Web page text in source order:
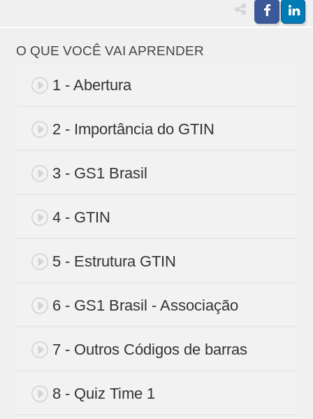
O QUE VOCÊ VAI APRENDER
1 - Abertura
2 - Importância do GTIN
3 - GS1 Brasil
4 - GTIN
5 - Estrutura GTIN
6 - GS1 Brasil - Associação
7 - Outros Códigos de barras
8 - Quiz Time 1